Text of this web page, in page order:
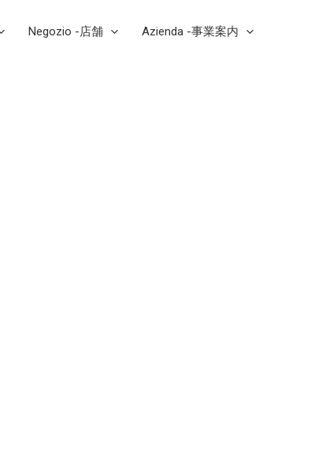
Negozio -店舗 Azienda -事業案内